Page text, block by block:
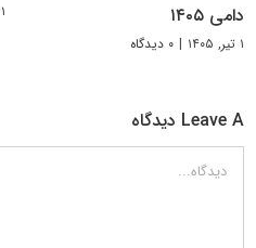
دامی ۱۴۰۵
۱ تیر, ۱۴۰۵ | ۰ دیدگاه
۱ تیر, ۱۴۰۵
Leave A دیدگاه
دیدگاه